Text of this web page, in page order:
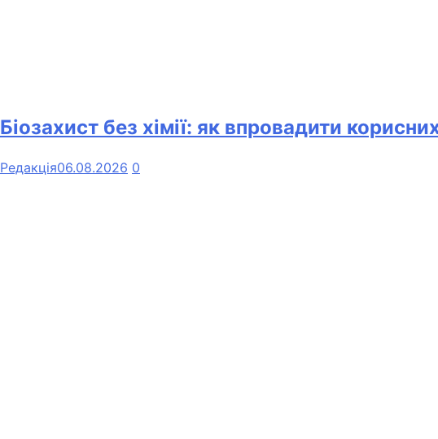
Біозахист без хімії: як впровадити
Редакція06.08.2026 0